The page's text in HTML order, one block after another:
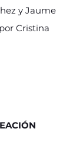
y Jaume
Cristina